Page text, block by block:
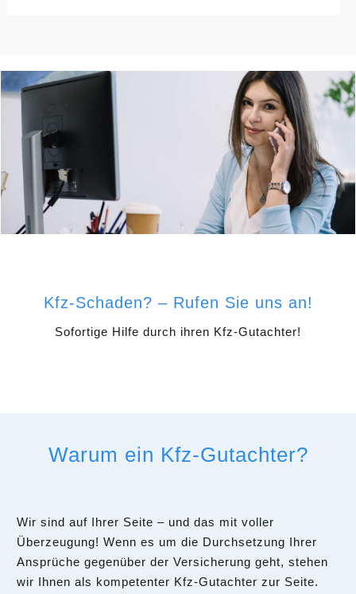
Kfz-Schaden? – Rufen Sie uns an!
Sofortige Hilfe durch ihren Kfz-Gutachter!
Warum ein Kfz-Gutachter?
Wir sind auf Ihrer Seite – und das mit voller
Überzeugung! Wenn es um die Durchsetzung Ihrer
Ansprüche gegenüber der Versicherung geht, stehen
wir Ihnen als kompetenter Kfz-Gutachter zur Seite.